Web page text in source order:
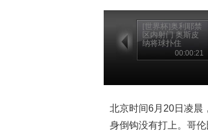
[世界杯]奥利耶禁
区内射门 奥斯皮
纳将球扑住
00:00:21
北京时间6月20日凌晨
身倒钩没有打上。哥伦